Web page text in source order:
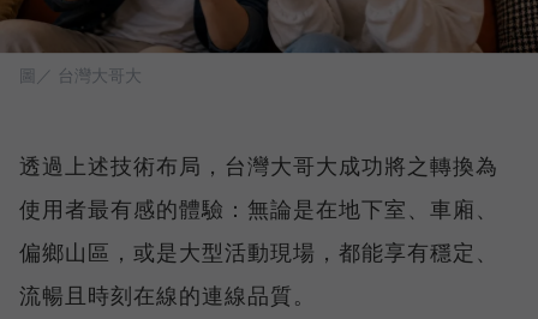
圖／ 台灣大哥大
透過上述技術布局，台灣大哥大成功將之轉換為
使用者最有感的體驗：無論是在地下室、車廂、
偏鄉山區，或是大型活動現場，都能享有穩定、
流暢且時刻在線的連線品質。